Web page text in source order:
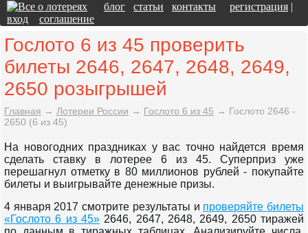
блог статьи контакты регистрация |
вход
соглашение
Гослото 6 из 45 проверить
билеты 2646, 2647, 2648, 2649,
2650 розыгрышей
Главная → Лотереи России → Гослото 6 из 45 → Гослото 2646 -
2650 (6 из 45)
На новогодних праздниках у вас точно найдется время
сделать ставку в лотерее 6 из 45. Суперприз уже
перешагнул отметку в 80 миллионов рублей - покупайте
билеты и выигрывайте денежные призы.
4 января 2017 смотрите результаты и проверяйте билеты
«Гослото 6 из 45» 2646, 2647, 2648, 2649, 2650 тиражей